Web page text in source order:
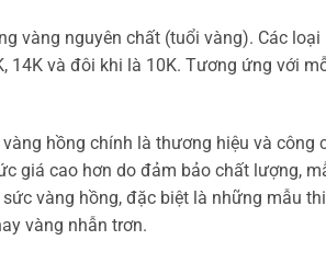
vàng nguyên chất (tuổi vàng). Các loại
14K và đôi khi là 10K. Tương ứng với
hồng chính là thương hiệu và công
giá cao hơn do đảm bảo chất lượng,
vàng hồng, đặc biệt là những mẫu
vàng nhẫn trơn.